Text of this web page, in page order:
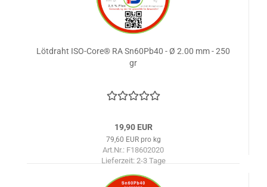
Lötdraht ISO-Core® RA Sn60Pb40 - Ø 2.00 mm - 250
gr
19,90 EUR
79,60 EUR pro kg
Art.Nr.: F18602020
Lieferzeit: 2-3 Tage